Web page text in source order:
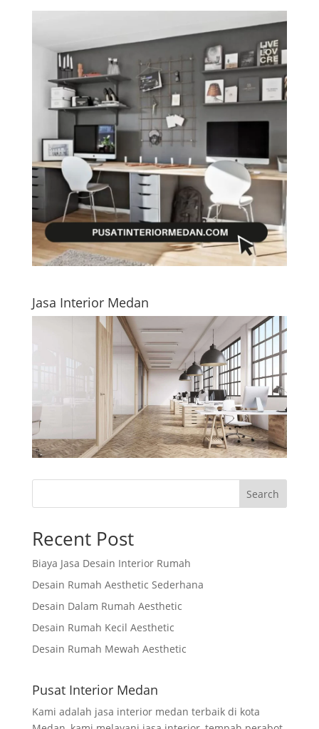
Jasa Interior Medan
Search
Recent Post
Biaya Jasa Desain Interior Rumah
Desain Rumah Aesthetic Sederhana
Desain Dalam Rumah Aesthetic
Desain Rumah Kecil Aesthetic
Desain Rumah Mewah Aesthetic
Pusat Interior Medan
Kami adalah jasa interior medan terbaik di kota